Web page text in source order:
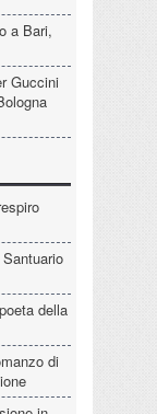
a Bari,
Guccini
della
di